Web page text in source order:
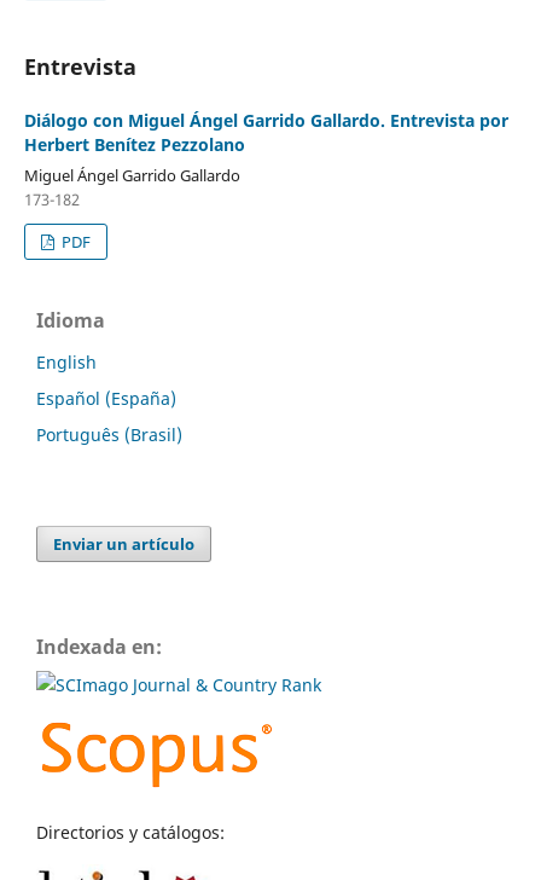
Entrevista
Diálogo con Miguel Ángel Garrido Gallardo. Entrevista por
Herbert Benítez Pezzolano
Miguel Ángel Garrido Gallardo
173-182
PDF
Idioma
English
Español (España)
Português (Brasil)
Enviar un artículo
Indexada en:
Directorios y catálogos: